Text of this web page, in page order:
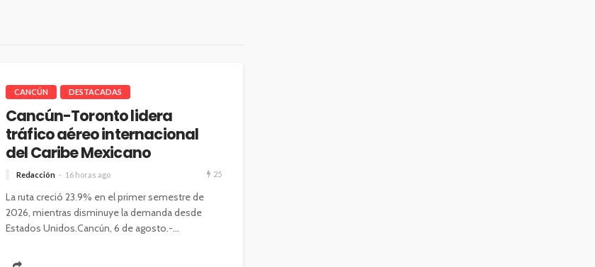
CANCÚN DESTACADAS
Cancún-Toronto lidera
tráfico aéreo internacional
del Caribe Mexicano
Redacción 16 horas ago 25
La ruta creció 23.9% en el primer semestre de
2026, mientras disminuye la demanda desde
Estados Unidos.Cancún, 6 de agosto.-...